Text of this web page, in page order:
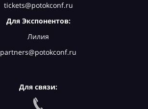
tickets@potokconf.ru
Для Экспонентов:
Лилия
partners@potokconf.ru
Для связи: